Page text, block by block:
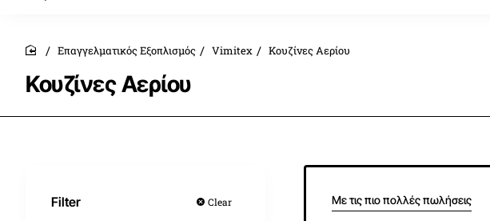
Κουζίνες Αερίου
home
Επαγγελματικός Εξοπλισμός Vimitex Κουζίνες Αερίου
Filter Clear Με τις πιο πολλές πωλήσεις